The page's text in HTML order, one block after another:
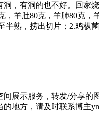
，有洞的也不好。回家
羊肚80克，羊肺80克，
熟，捞出切片；2.鸡枞
展示服务，转发/分享的
地方，请及时联系博主